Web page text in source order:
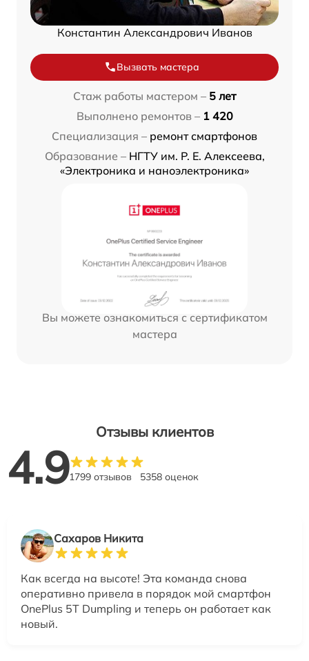
Константин Александрович Иванов
Вызвать мастера
Стаж работы мастером – 5 лет
Выполнено ремонтов – 1 420
Специализация – ремонт смартфонов
Образование – НГТУ им. Р. Е. Алексеева,
«Электроника и наноэлектроника»
Вы можете ознакомиться с сертификатом
мастера
Отзывы клиентов
4.91799 отзывов 5358 оценок
Сахаров Никита
Как всегда на высоте! Эта команда снова
оперативно привела в порядок мой смартфон
OnePlus 5T Dumpling и теперь он работает как
новый.